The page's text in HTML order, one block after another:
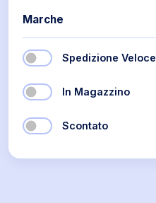
Marche
Spedizione Veloce
In Magazzino
Scontato